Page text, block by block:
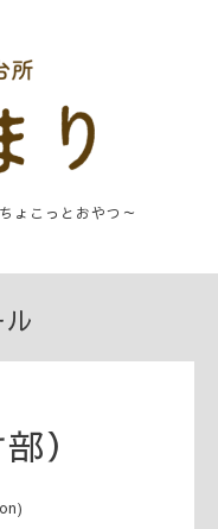
ょこっとおやつ～
）